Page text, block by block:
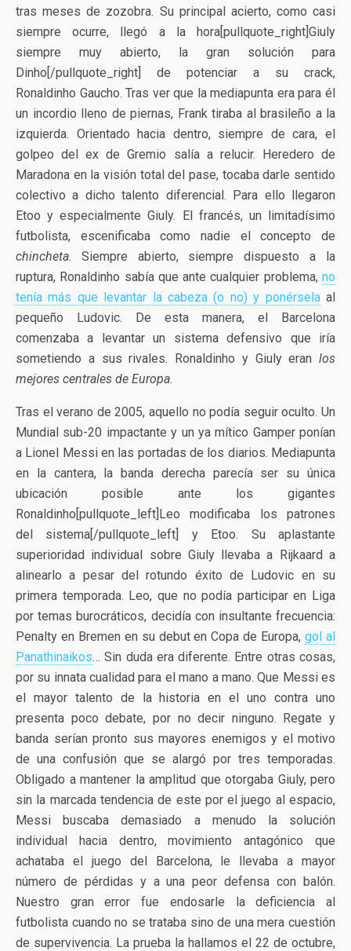
tras meses de zozobra. Su principal acierto, como casi
siempre ocurre, llegó a la hora[pullquote_right]Giuly
siempre muy abierto, la gran solución para
Dinho[/pullquote_right] de potenciar a su crack,
Ronaldinho Gaucho. Tras ver que la mediapunta era para él
un incordio lleno de piernas, Frank tiraba al brasileño a la
izquierda. Orientado hacia dentro, siempre de cara, el
golpeo del ex de Gremio salía a relucir. Heredero de
Maradona en la visión total del pase, tocaba darle sentido
colectivo a dicho talento diferencial. Para ello llegaron
Etoo y especialmente Giuly. El francés, un limitadísimo
futbolista, escenificaba como nadie el concepto de
chincheta. Siempre abierto, siempre dispuesto a la
ruptura, Ronaldinho sabía que ante cualquier problema, no
tenía más que levantar la cabeza (o no) y ponérselaal
pequeño Ludovic. De esta manera, el Barcelona
comenzaba a levantar un sistema defensivo que iría
sometiendo a sus rivales. Ronaldinho y Giuly eran los
mejores centrales de Europa.
Tras el verano de 2005, aquello no podía seguir oculto. Un
Mundial sub-20 impactante y un ya mítico Gamper ponían
a Lionel Messi en las portadas de los diarios. Mediapunta
en la cantera, la banda derecha parecía ser su única
ubicación posible ante los gigantes
Ronaldinho[pullquote_left]Leo modificaba los patrones
del sistema[/pullquote_left] y Etoo. Su aplastante
superioridad individual sobre Giuly llevaba a Rijkaard a
alinearlo a pesar del rotundo éxito de Ludovic en su
primera temporada. Leo, que no podía participar en Liga
por temas burocráticos, decidía con insultante frecuencia:
Penalty en Bremen en su debut en Copa de Europa,gol al
Panathinaikos… Sin duda era diferente. Entre otras cosas,
por su innata cualidad para el mano a mano. Que Messi es
el mayor talento de la historia en el uno contra uno
presenta poco debate, por no decir ninguno. Regate y
banda serían pronto sus mayores enemigos y el motivo
de una confusión que se alargó por tres temporadas.
Obligado a mantener la amplitud que otorgaba Giuly, pero
sin la marcada tendencia de este por el juego al espacio,
Messi buscaba demasiado a menudo la solución
individual hacia dentro, movimiento antagónico que
achataba el juego del Barcelona, le llevaba a mayor
número de pérdidas y a una peor defensa con balón.
Nuestro gran error fue endosarle la deficiencia al
futbolista cuando no se trataba sino de una mera cuestión
de supervivencia. La prueba la hallamos el 22 de octubre,